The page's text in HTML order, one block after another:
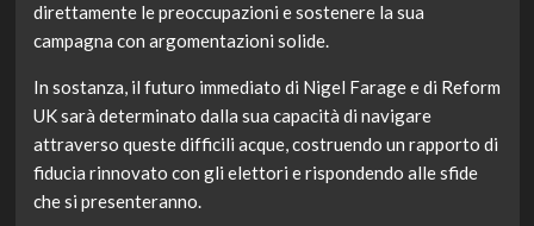
direttamente le preoccupazioni e sostenere la sua
campagna con argomentazioni solide.
In sostanza, il futuro immediato di Nigel Farage e di Reform
UK sarà determinato dalla sua capacità di navigare
attraverso queste difficili acque, costruendo un rapporto di
fiducia rinnovato con gli elettori e rispondendo alle sfide
che si presenteranno.